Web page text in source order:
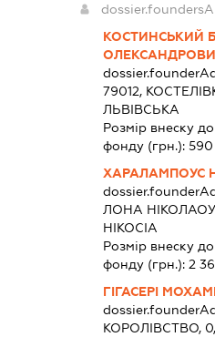
КОСТИНСЬКИЙ
79012,
ЛЬВІВСЬКА
Розмір внеску
фонду (грн.): 590
ХАРАЛАМПОУС
ЛОНА НІКОЛАОУ
НІКОСІА
Розмір внеску
фонду (грн.): 2
ГІГАСЕРІ
КОРОЛІВСТВО,